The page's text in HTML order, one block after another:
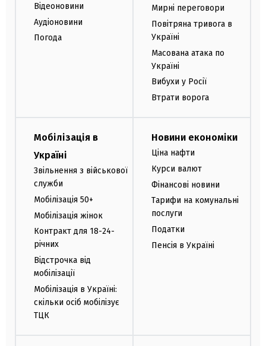
Відеоновини
Аудіоновини
Погода
Мирні переговори
Повітряна тривога в
Україні
Масована атака по
Україні
Вибухи у Росії
Втрати ворога
Мобілізація в
Україні
Звільнення з військової
служби
Мобілізація 50+
Мобілізація жінок
Контракт для 18-24-
річних
Відстрочка від
мобілізації
Мобілізація в Україні:
скільки осіб мобілізує
ТЦК
Новини економіки
Ціна нафти
Курси валют
Фінансові новини
Тарифи на комунальні
послуги
Податки
Пенсія в Україні